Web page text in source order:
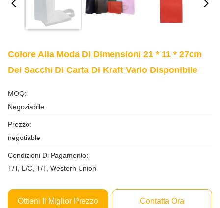
Colore Alla Moda Di Dimensioni 21 * 11 * 27cm
Dei Sacchi Di Carta Di Kraft Vario Disponibile
MOQ:
Negoziabile
Prezzo:
negotiable
Condizioni Di Pagamento:
T/T, L/C, T/T, Western Union
Ottieni Il Miglior Prezzo Contatta Ora